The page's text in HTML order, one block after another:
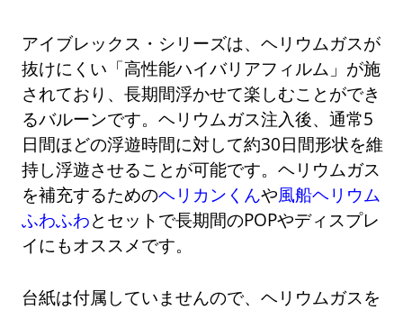
アイブレックス・シリーズは、ヘリウムガスが
抜けにくい「高性能ハイバリアフィルム」が施
されており、長期間浮かせて楽しむことができ
るバルーンです。ヘリウムガス注入後、通常5
日間ほどの浮遊時間に対して約30日間形状を維
持し浮遊させることが可能です。ヘリウムガス
を補充するためのヘリカンくんや風船ヘリウム
ふわふわとセットで長期間のPOPやディスプレ
イにもオススメです。
台紙は付属していませんので、ヘリウムガスを